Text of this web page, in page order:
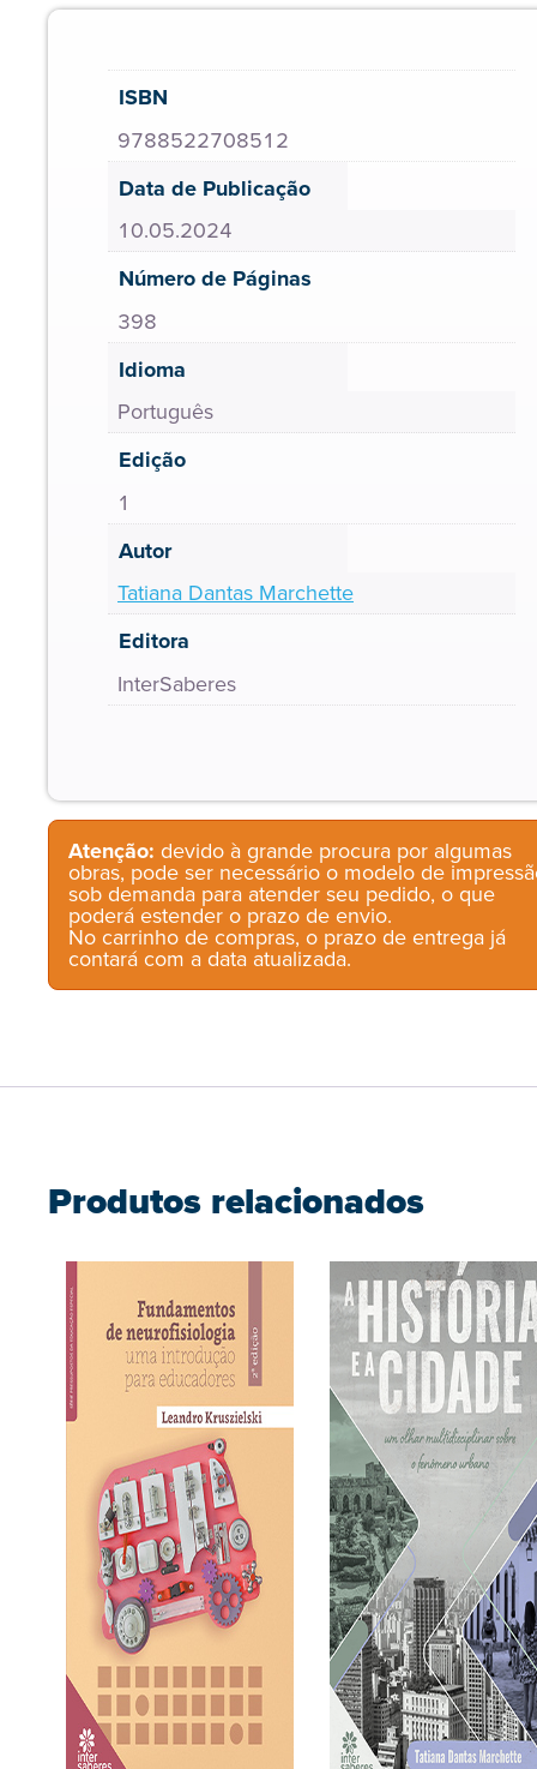
ISBN
9788522708512
Data de Publicação
10.05.2024
Número de Páginas
398
Idioma
Português
Edição
1
Autor
Tatiana Dantas Marchette
Editora
InterSaberes
Atenção: devido à grande procura por algumas
obras, pode ser necessário o modelo de
sob demanda para atender seu pedido, o que
poderá estender o prazo de envio.
No carrinho de compras, o prazo de entrega já
contará com a data atualizada.
Produtos relacionados